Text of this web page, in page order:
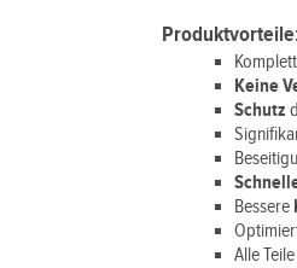
Komplett
Keine
Schutz
Bessere
Alle